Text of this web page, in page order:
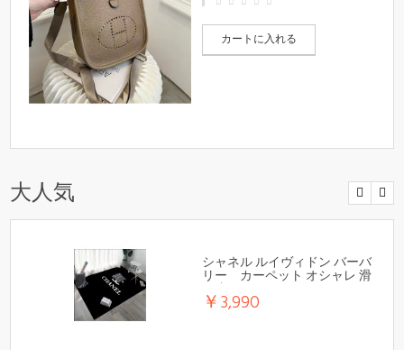
カートに入れる
大人気
シャネル ルイヴィドン バーバ
リー カーペット オシャレ 滑
り止め
￥3,990